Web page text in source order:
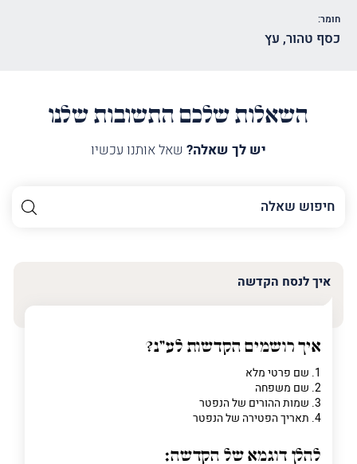
חומר:
כסף טהור, עץ
השאלות שלכם התשובות שלנו
יש לך שאלה? שאל אותנו עכשיו
השם
שלך
פרט
על
מה
איך לנסח הקדשה
איך רושמים הקדשות לע"נ?
1. שם פרטי מלא
2. שם משפחה
3. שמות ההורים של הנפטר
4. תאריך הפטירה של הנפטר
להלן דוגמא של הקדשה: